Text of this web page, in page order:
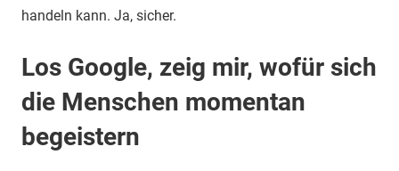
handeln kann. Ja, sicher.
Los Google, zeig mir, wofür sich
die Menschen momentan
begeistern